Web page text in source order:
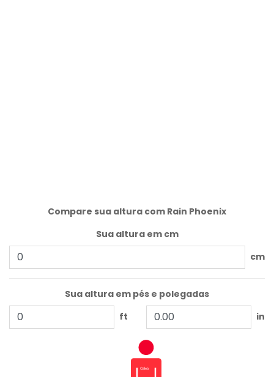
Compare sua altura com Rain Phoenix
Sua altura em cm
cm
Sua altura em pés e polegadas
ft
in